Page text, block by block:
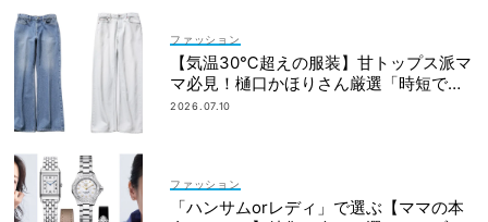
ファッション
【気温30℃超えの服装】甘トップス派マ
マ必見！樋口かほりさん厳選「時短でワ
ンツー」夏デニム
2026.07.10
ファッション
「ハンサムorレディ」で選ぶ【ママの本